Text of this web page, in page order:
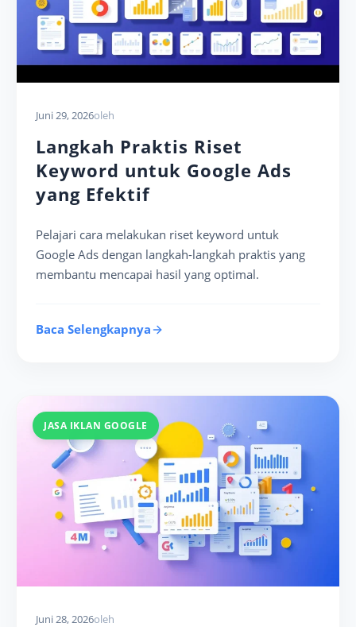
Juni 29, 2026oleh
Langkah Praktis Riset
Keyword untuk Google Ads
yang Efektif
Pelajari cara melakukan riset keyword untuk
Google Ads dengan langkah-langkah praktis yang
membantu mencapai hasil yang optimal.
Baca Selengkapnya
JASA IKLAN GOOGLE
Juni 28, 2026oleh